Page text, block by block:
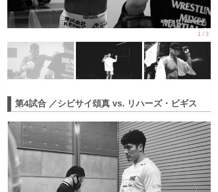
第4試合 ／シビサイ頌真 vs. リハーズ・ビギス